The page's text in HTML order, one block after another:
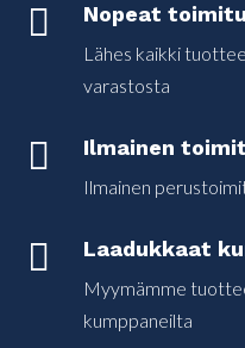
 Nopeat
Lähes kaikki
varastosta
 Ilmainen
Ilmainen
 Laadukkaat
Myymämme
kumppaneilta